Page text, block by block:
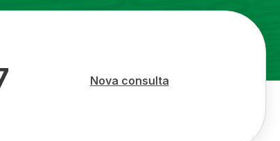
Nova consulta